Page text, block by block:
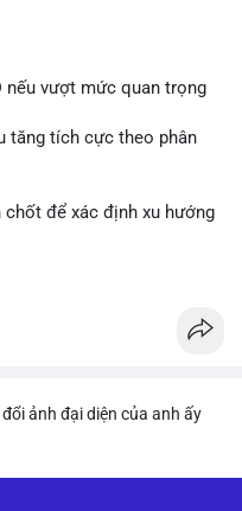
nếu vượt mức quan trọng
tăng tích cực theo phân
để xác định xu hướng
ảnh đại diện của anh ấy